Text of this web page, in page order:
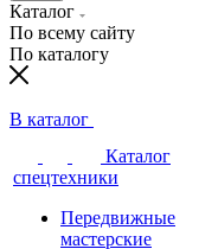
Каталог
По всему сайту
По каталогу
В каталог
Каталог
спецтехники
Передвижные
мастерские